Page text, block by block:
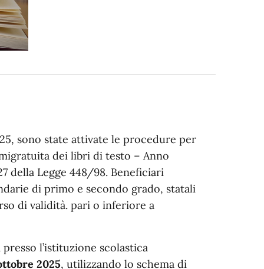
sono state attivate le procedure per
dei libri di testo – Anno
della Legge 448/98. Beneficiari
di primo e secondo grado, statali
di validità. pari o inferiore a
l’istituzione scolastica
2025, utilizzando lo schema di